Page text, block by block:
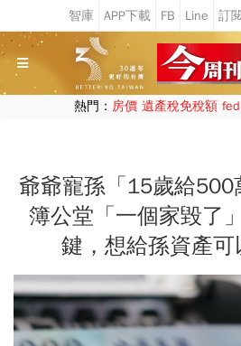
熱門： 房價 遺產稅免稅額 fed
爺爺寵孫「15歲給500
簿公堂「一個家毀了
鍵，想給孫資產可